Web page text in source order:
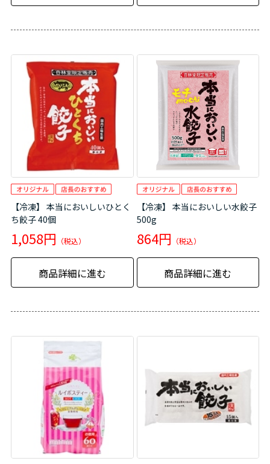
【冷凍】 本当においしいひとく
ち餃子 40個
1,058円
商品詳細に進む
【冷凍】 本当においしい水餃子
500g
864円
商品詳細に進む